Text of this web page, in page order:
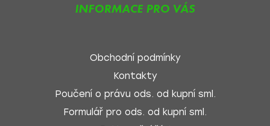
INFORMACE PRO VÁS
Obchodní podmínky
Kontakty
Poučení o právu ods. od kupní sml.
Formulář pro ods. od kupní sml.